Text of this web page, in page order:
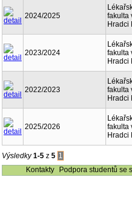
2024/2025
fakulta
Hradci
2023/2024
fakulta
Hradci
2022/2023
fakulta
Hradci
2025/2026
fakulta
Hradci
Výsledky1-5 z 5 1
Kontakty
Podpora studentů se